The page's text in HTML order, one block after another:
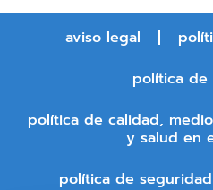
aviso legal
política de
política de calidad,
y salud en
política de